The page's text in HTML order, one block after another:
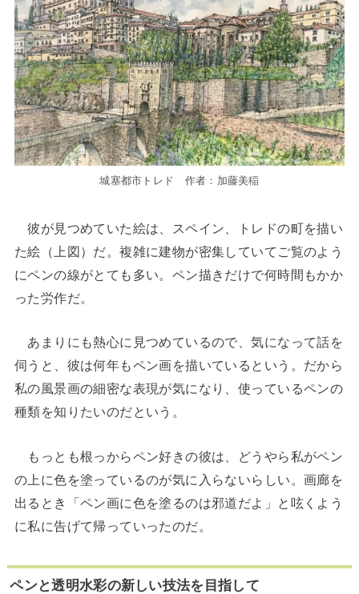
城塞都市トレド 作者：加藤美稲
彼が見つめていた絵は、スペイン、トレドの町を描い
た絵（上図）だ。複雑に建物が密集していてご覧のよう
にペンの線がとても多い。ペン描きだけで何時間もかか
った労作だ。
あまりにも熱心に見つめているので、気になって話を
伺うと、彼は何年もペン画を描いているという。だから
私の風景画の細密な表現が気になり、使っているペンの
種類を知りたいのだという。
もっとも根っからペン好きの彼は、どうやら私がペン
の上に色を塗っているのが気に入らないらしい。画廊を
出るとき「ペン画に色を塗るのは邪道だよ」と呟くよう
に私に告げて帰っていったのだ。
ペンと透明水彩の新しい技法を目指して